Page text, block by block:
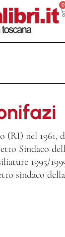
0
(RI) nel 1961,
Sindaco
1995/
sindaco